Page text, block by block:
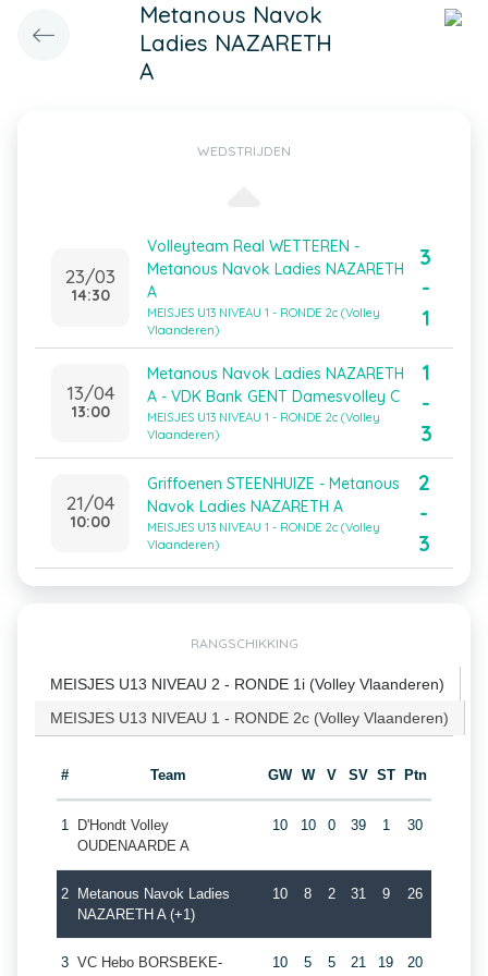
Metanous Navok
Ladies NAZARETH
A
WEDSTRIJDEN
23/03
14:30
Volleyteam Real WETTEREN -
Metanous Navok Ladies NAZARETH
A
MEISJES U13 NIVEAU 1 - RONDE 2c (Volley
Vlaanderen)
3
-
1
13/04
13:00
Metanous Navok Ladies NAZARETH
A - VDK Bank GENT Damesvolley C
MEISJES U13 NIVEAU 1 - RONDE 2c (Volley
Vlaanderen)
1
-
3
21/04
10:00
Griffoenen STEENHUIZE - Metanous
Navok Ladies NAZARETH A
MEISJES U13 NIVEAU 1 - RONDE 2c (Volley
Vlaanderen)
2
-
3
RANGSCHIKKING
MEISJES U13 NIVEAU 2 - RONDE 1i (Volley Vlaanderen)
MEISJES U13 NIVEAU 1 - RONDE 2c (Volley Vlaanderen)
# Team GW W V SV ST Ptn
1
D'Hondt Volley
OUDENAARDE A
10 10 0 39 1 30
2
Metanous Navok Ladies
NAZARETH A (+1)
10 8 2 31 9 26
3 VC Hebo BORSBEKE-
10 5 5 21 19 20